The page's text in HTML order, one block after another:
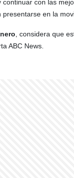
con las
en la
, considera que
ABC News.